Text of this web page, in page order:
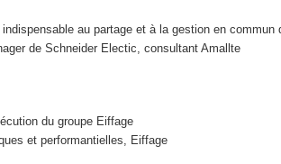
au partage et à la gestion en commun
de Schneider Electic, consultant Amallte
du groupe Eiffage
et performantielles, Eiffage